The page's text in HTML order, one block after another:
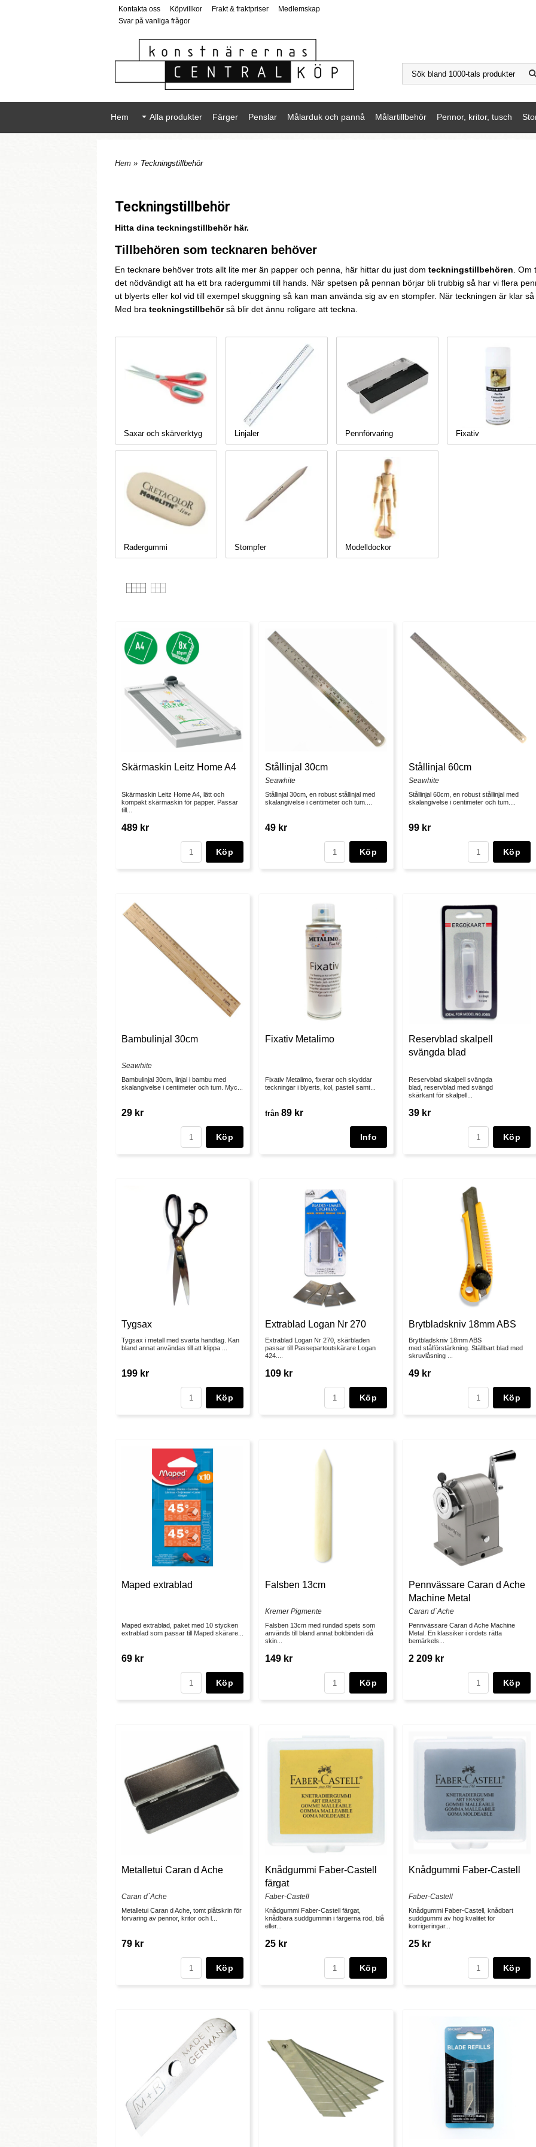
Kontakta oss Köpvillkor Frakt & fraktpriser
Medlemskap
Svar på vanliga frågor
Hem Alla produkter Färger Penslar Målarduk och pannå Målartillbehör Pennor, kritor, tusch
Hem » Teckningstillbehör
Teckningstillbehör
Hitta dina teckningstillbehör här.
Tillbehören som tecknaren behöver
En tecknare behöver trots allt lite mer än papper och penna, här hittar du just dom teckningstillbehören. Om
det nödvändigt att ha ett bra radergummi till hands. När spetsen på pennan börjar bli trubbig så har vi flera
ut blyerts eller kol vid till exempel skuggning så kan man använda sig av en stompfer. När teckningen är klar
Med bra teckningstillbehörså blir det ännu roligare att teckna.
Saxar och skärverktyg Linjaler Pennförvaring Fixativ
Radergummi Stompfer Modelldockor
Skärmaskin Leitz Home A4
Skärmaskin Leitz Home A4, lätt och
kompakt skärmaskin för papper. Passar
till...
489 kr
Köp
Stållinjal 30cm
Seawhite
Stållinjal 30cm, en robust stållinjal med
skalangivelse i centimeter och tum....
49 kr
Köp
Stållinjal 60cm
Seawhite
Stållinjal 60cm, en robust stållinjal med
skalangivelse i centimeter och tum....
99 kr
Köp
Bambulinjal 30cm
Seawhite
Bambulinjal 30cm, linjal i bambu med
skalangivelse i centimeter och tum. Myc...
29 kr
Köp
Fixativ Metalimo
Fixativ Metalimo, fixerar och skyddar
teckningar i blyerts, kol, pastell samt...
från 89 kr
Reservblad skalpell
svängda blad
Reservblad skalpell svängda
blad, reservblad med svängd
skärkant för skalpell...
39 kr
Köp
Tygsax
Tygsax i metall med svarta handtag. Kan
bland annat användas till att klippa ...
199 kr
Köp
Extrablad Logan Nr 270
Extrablad Logan Nr 270, skärbladen
passar till Passepartoutskärare Logan
424....
109 kr
Köp
Brytbladskniv 18mm ABS
Brytbladskniv 18mm ABS
med stålförstärkning. Ställbart blad med
skruvlåsning ...
49 kr
Köp
Maped extrablad
Maped extrablad, paket med 10 stycken
extrablad som passar till Maped skärare...
69 kr
Köp
Falsben 13cm
Kremer Pigmente
Falsben 13cm med rundad spets som
används till bland annat bokbinderi då
skin...
149 kr
Köp
Pennvässare Caran d Ache
Machine Metal
Caran d´Ache
Pennvässare Caran d Ache Machine
Metal. En klassiker i ordets rätta
bemärkels...
2 209 kr
Köp
Metalletui Caran d Ache
Caran d´Ache
Metalletui Caran d Ache, tomt plåtskrin för
förvaring av pennor, kritor och l...
79 kr
Köp
Knådgummi Faber-Castell
färgat
Faber-Castell
Knådgummi Faber-Castell färgat,
knådbara suddgummin i färgerna röd, blå
eller...
25 kr
Köp
Knådgummi Faber-Castell
Faber-Castell
Knådgummi Faber-Castell, knådbart
suddgummi av hög kvalitet för
korrigeringar...
25 kr
Köp